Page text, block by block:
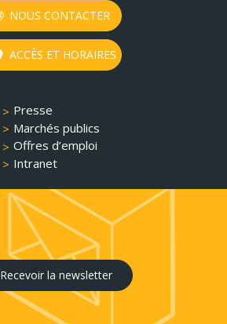
NOUS CONTACTER
ACCÈS ET HORAIRES
Presse
Marchés publics
Offres d’emploi
Intranet
Recevoir la newsletter